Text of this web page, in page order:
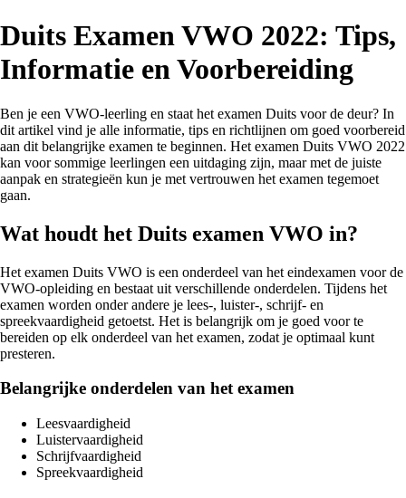
Duits Examen VWO 2022: Tips,
Informatie en Voorbereiding
Ben je een VWO-leerling en staat het examen Duits voor de deur? In
dit artikel vind je alle informatie, tips en richtlijnen om goed voorbereid
aan dit belangrijke examen te beginnen. Het examen Duits VWO 2022
kan voor sommige leerlingen een uitdaging zijn, maar met de juiste
aanpak en strategieën kun je met vertrouwen het examen tegemoet
gaan.
Wat houdt het Duits examen VWO in?
Het examen Duits VWO is een onderdeel van het eindexamen voor de
VWO-opleiding en bestaat uit verschillende onderdelen. Tijdens het
examen worden onder andere je lees-, luister-, schrijf- en
spreekvaardigheid getoetst. Het is belangrijk om je goed voor te
bereiden op elk onderdeel van het examen, zodat je optimaal kunt
presteren.
Belangrijke onderdelen van het examen
Leesvaardigheid
Luistervaardigheid
Schrijfvaardigheid
Spreekvaardigheid